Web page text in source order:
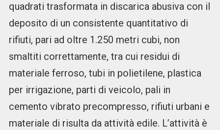
quadrati trasformata in discarica abusiva con il
deposito di un consistente quantitativo di
rifiuti, pari ad oltre 1.250 metri cubi, non
smaltiti correttamente, tra cui residui di
materiale ferroso, tubi in polietilene, plastica
per irrigazione, parti di veicolo, pali in
cemento vibrato precompresso, rifiuti urbani e
materiale di risulta da attività edile. L’attività è